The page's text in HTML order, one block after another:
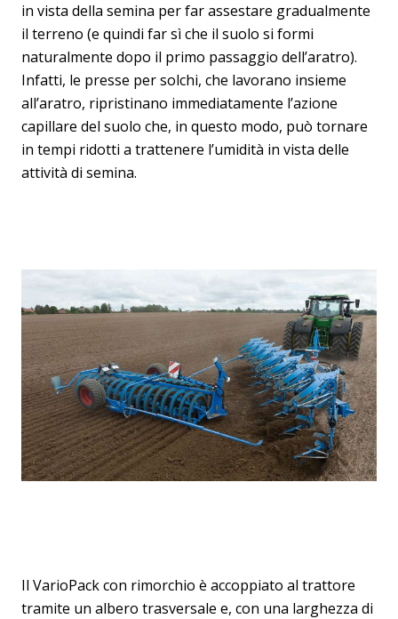
in vista della semina per far assestare gradualmente
il terreno (e quindi far sì che il suolo si formi
naturalmente dopo il primo passaggio dell’aratro).
Infatti, le presse per solchi, che lavorano insieme
all’aratro, ripristinano immediatamente l’azione
capillare del suolo che, in questo modo, può tornare
in tempi ridotti a trattenere l’umidità in vista delle
attività di semina.
Il VarioPack con rimorchio è accoppiato al trattore
tramite un albero trasversale e, con una larghezza di